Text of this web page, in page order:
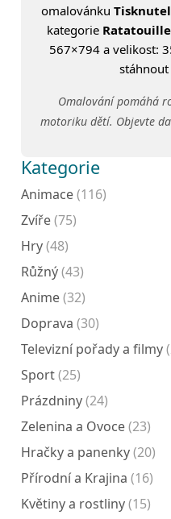
omalovánku
kategorie Ratatouille
567×794 a velikost:
Omalování pomáhá
motoriku dětí. Objevte
Kategorie
Animace(116)
Zvíře(75)
Hry(48)
Růžný(43)
Anime(32)
Doprava (30)
Televizní pořady a filmy
Sport(25)
Prázdniny(24)
Zelenina a Ovoce(23)
Hračky a panenky(20)
Přírodní a Krajina (16)
Květiny a rostliny(15)